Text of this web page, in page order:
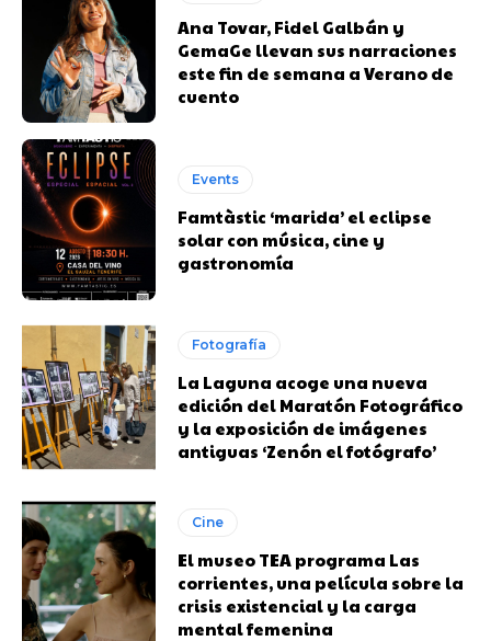
Ana Tovar, Fidel Galbán y
GemaGe llevan sus narraciones
este fin de semana a Verano de
cuento
Events
Famtàstic ‘marida’ el eclipse
solar con música, cine y
gastronomía
Fotografía
La Laguna acoge una nueva
edición del Maratón Fotográfico
y la exposición de imágenes
antiguas ‘Zenón el fotógrafo’
Cine
El museo TEA programa Las
corrientes, una película sobre la
crisis existencial y la carga
mental femenina